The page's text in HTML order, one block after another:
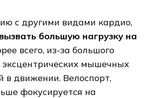
с другими видами кардио,
большую нагрузку на
всего, из-за большого
эксцентрических мышечных
в движении. Велоспорт,
фокусируется на